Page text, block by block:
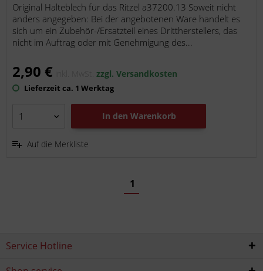
Original Halteblech für das Ritzel a37200.13 Soweit nicht
anders angegeben: Bei der angebotenen Ware handelt es
sich um ein Zubehör-/Ersatzteil eines Drittherstellers, das
nicht im Auftrag oder mit Genehmigung des...
2,90 € inkl. MwSt.zzgl. Versandkosten
Lieferzeit ca. 1 Werktag
In den Warenkorb
Auf die Merkliste
1
Service Hotline